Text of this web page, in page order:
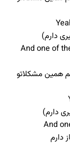
دارم)
And one of
همین مشکلاتو
دارم)
And
دارم